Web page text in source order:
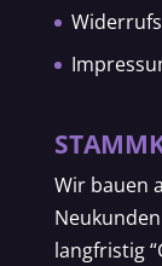
Wir bauen
langfristig